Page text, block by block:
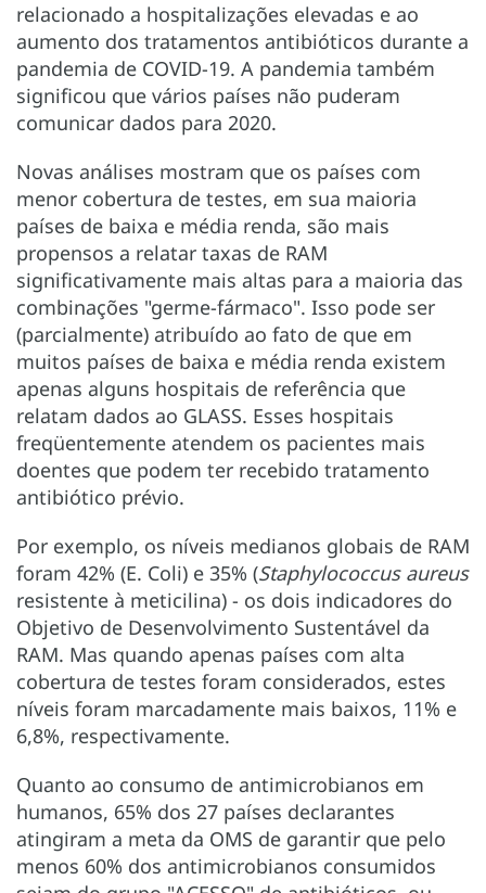
relacionado a hospitalizações elevadas e ao
aumento dos tratamentos antibióticos durante a
pandemia de COVID-19. A pandemia também
significou que vários países não puderam
comunicar dados para 2020.
Novas análises mostram que os países com
menor cobertura de testes, em sua maioria
países de baixa e média renda, são mais
propensos a relatar taxas de RAM
significativamente mais altas para a maioria das
combinações "germe-fármaco". Isso pode ser
(parcialmente) atribuído ao fato de que em
muitos países de baixa e média renda existem
apenas alguns hospitais de referência que
relatam dados ao GLASS. Esses hospitais
freqüentemente atendem os pacientes mais
doentes que podem ter recebido tratamento
antibiótico prévio.
Por exemplo, os níveis medianos globais de RAM
foram 42% (E. Coli) e 35% (Staphylococcus aureus
resistente à meticilina) - os dois indicadores do
Objetivo de Desenvolvimento Sustentável da
RAM. Mas quando apenas países com alta
cobertura de testes foram considerados, estes
níveis foram marcadamente mais baixos, 11% e
6,8%, respectivamente.
Quanto ao consumo de antimicrobianos em
humanos, 65% dos 27 países declarantes
atingiram a meta da OMS de garantir que pelo
menos 60% dos antimicrobianos consumidos